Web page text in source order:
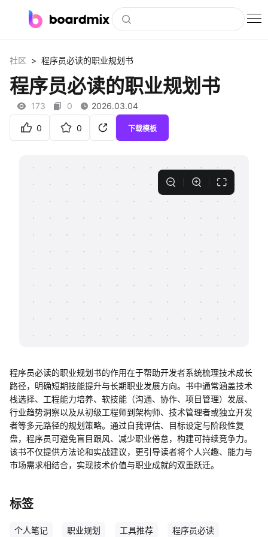
社区资源
下载
客户案例
支持
帮助中心
社区 > 程序员必读的职业规划书
程序员必读的职业规划书
173 0 2026.03.04
0 0 下载模板
程序员必读的职业规划书的作用在于帮助开发者系统梳理技术成长
路径，明确短期技能提升与长期职业发展方向。书中通常涵盖技术
栈选择、工程能力培养、软技能（沟通、协作、项目管理）发展、
行业趋势洞察以及从初级工程师到架构师、技术管理者或独立开发
者等多元路径的规划策略。通过自我评估、目标设定与阶段性复
盘，程序员可避免盲目跟风、减少职业倦怠，构建可持续竞争力。
该书不仅提供方法论和实战建议，更引导读者将个人兴趣、能力与
市场需求相结合，实现技术价值与职业成就的双重跃迁。
标签
个人笔记 职业规划 工具推荐 程序员必读